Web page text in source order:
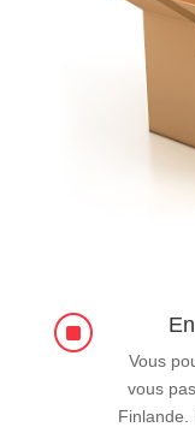
]
Vous
vous
Finlande.